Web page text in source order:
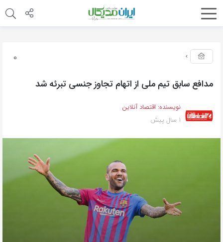
0
مدافع سابق تیم ملی از اتهام تجاوز جنسی تبرئه شد
نویسنده: اقتصاد آنلاین
1 سال پیش